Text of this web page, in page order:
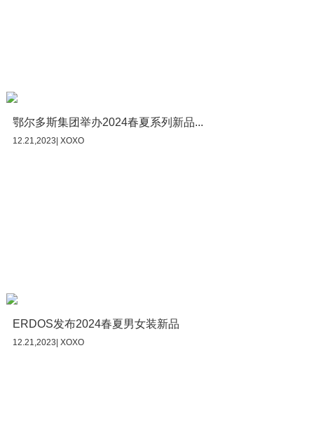
鄂尔多斯集团举办2024春夏系列新品...
12.21,2023| XOXO
ERDOS发布2024春夏男女装新品
12.21,2023| XOXO